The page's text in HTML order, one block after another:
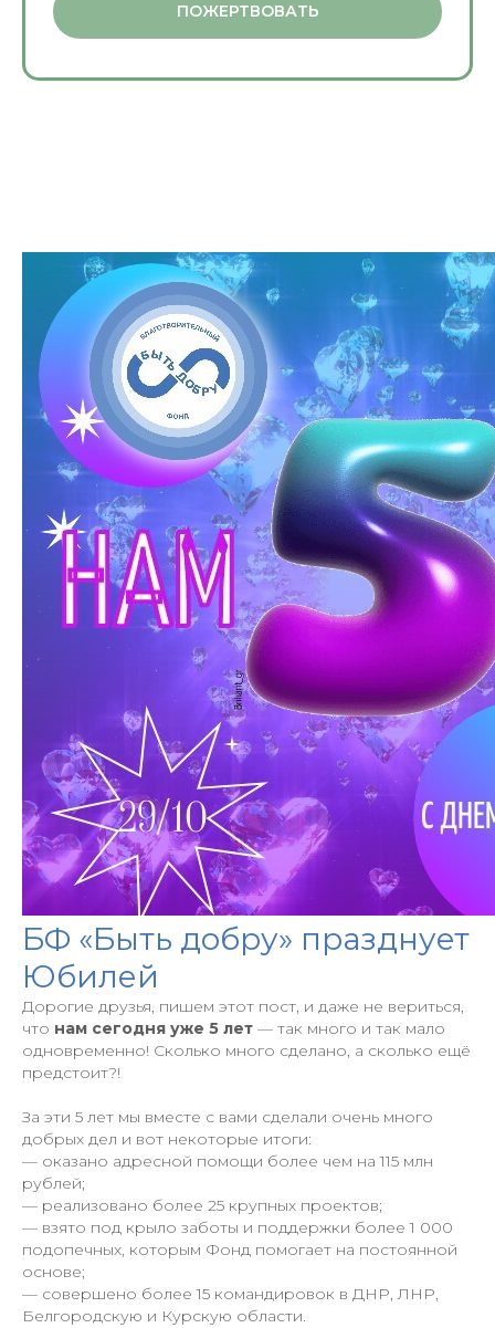
ПОЖЕРТВОВАТЬ
БФ «Быть добру» празднует
Юбилей
Дорогие друзья, пишем этот пост, и даже не вериться,
что нам сегодня уже 5 лет — так много и так мало
одновременно! Сколько много сделано, а сколько ещё
предстоит?!
За эти 5 лет мы вместе с вами сделали очень много
добрых дел и вот некоторые итоги:
— оказано адресной помощи более чем на 115 млн
рублей;
— реализовано более 25 крупных проектов;
— взято под крыло заботы и поддержки более 1 000
подопечных, которым Фонд помогает на постоянной
основе;
— совершено более 15 командировок в ДНР, ЛНР,
Белгородскую и Курскую области.